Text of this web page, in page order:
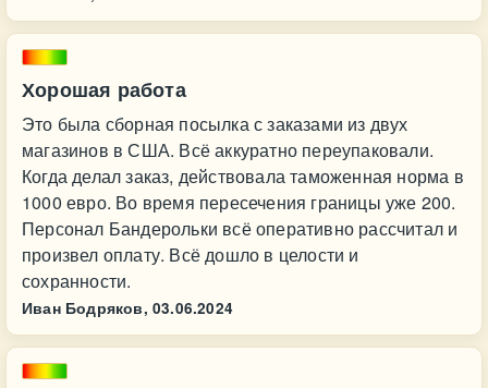
Хорошая работа
Это была сборная посылка с заказами из двух
магазинов в США. Всё аккуратно переупаковали.
Когда делал заказ, действовала таможенная норма в
1000 евро. Во время пересечения границы уже 200.
Персонал Бандерольки всё оперативно рассчитал и
произвел оплату. Всё дошло в целости и
сохранности.
Иван Бодряков, 03.06.2024